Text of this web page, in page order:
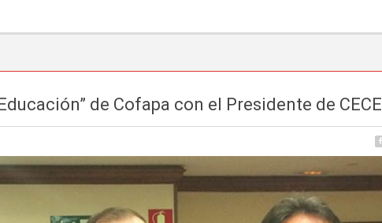
de Cofapa con el Presidente de CECE